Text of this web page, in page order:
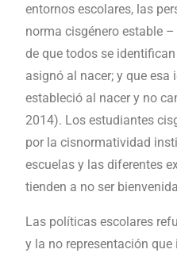
entornos escolares, las
norma cisgénero estable
de que todos se
asignó al nacer; y que esa
estableció al nacer y no
2014). Los estudiantes
por la cisnormatividad
escuelas y las diferentes
tienden a no ser
Las políticas escolares
y la no representación